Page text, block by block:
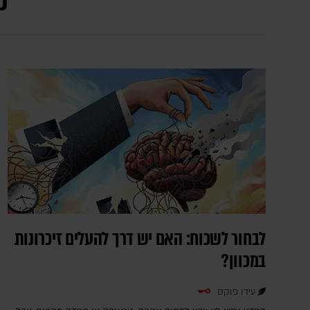
לבחור לשכוח: האם יש דרך להעלים זיכרונות
במכוון?
עידו פוקס